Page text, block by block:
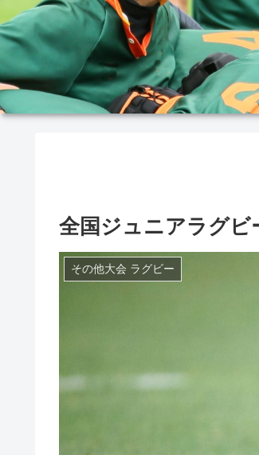
全国ジュニアラグビ
その他大会 ラグビー